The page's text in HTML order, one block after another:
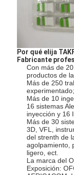
patchcord de
coleta de la
adaptador de
conector de
atenuador de
Caja de la
El panel de
Módulo óptico
Por qué elija
Fabricante
Con más de
productos de
Más de 250
experimentado;
Más de 10
16 sistemas
inyección y 16
Más de 30
3D, VFL,
del strenth de
agolpamiento,
ligero, ect.
La marca del
Exposición: